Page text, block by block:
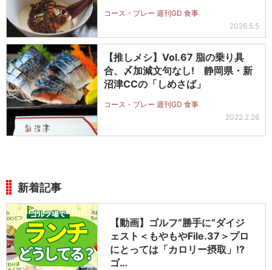
コース・プレー 週刊GD 食事
2026.5.5
【推しメシ】Vol.67 脂の乗り具
合、〆加減文句なし! 静岡県・新
沼津CCの「しめさば」
コース・プレー 週刊GD 食事
2022.2.26
新着記事
【動画】ゴルフ“勝手に”ダイジ
ェスト＜もやもやFile.37＞プロ
にとっては「カロリー摂取」!?
ゴ…